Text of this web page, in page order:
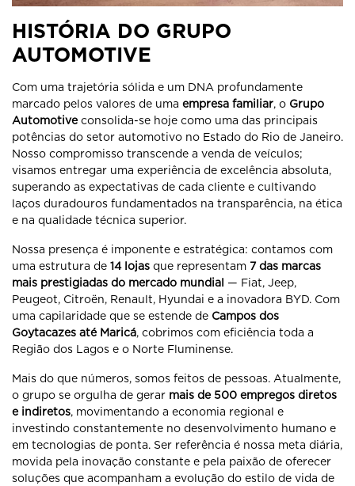
HISTÓRIA DO GRUPO
AUTOMOTIVE
Com uma trajetória sólida e um DNA profundamente
marcado pelos valores de uma empresa familiar, o Grupo
Automotiveconsolida-se hoje como uma das principais
potências do setor automotivo no Estado do Rio de Janeiro.
Nosso compromisso transcende a venda de veículos;
visamos entregar uma experiência de excelência absoluta,
superando as expectativas de cada cliente e cultivando
laços duradouros fundamentados na transparência, na ética
e na qualidade técnica superior.
Nossa presença é imponente e estratégica: contamos com
uma estrutura de 14 lojas que representam 7 das marcas
mais prestigiadas do mercado mundial — Fiat, Jeep,
Peugeot, Citroën, Renault, Hyundai e a inovadora BYD. Com
uma capilaridade que se estende de Campos dos
Goytacazes até Maricá, cobrimos com eficiência toda a
Região dos Lagos e o Norte Fluminense.
Mais do que números, somos feitos de pessoas. Atualmente,
o grupo se orgulha de gerar mais de 500 empregos diretos
e indiretos, movimentando a economia regional e
investindo constantemente no desenvolvimento humano e
em tecnologias de ponta. Ser referência é nossa meta diária,
movida pela inovação constante e pela paixão de oferecer
soluções que acompanham a evolução do estilo de vida de